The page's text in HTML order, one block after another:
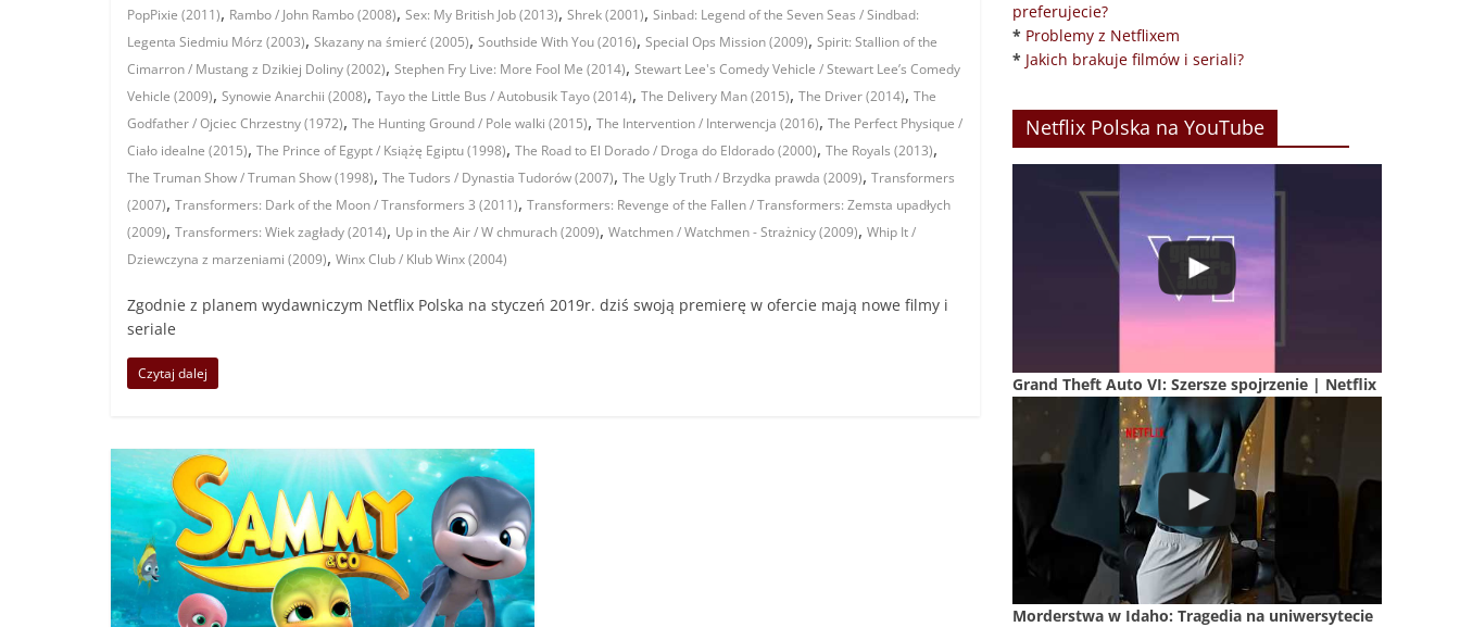
PopPixie (2011), Rambo / John Rambo (2008), Sex: My British Job (2013), Shrek (2001), Sinbad: Legend of the Seven Seas / Sindbad:
Legenta Siedmiu Mórz (2003), Skazany na śmierć (2005), Southside With You (2016), Special Ops Mission (2009), Spirit: Stallion of the
Cimarron / Mustang z Dzikiej Doliny (2002), Stephen Fry Live: More Fool Me (2014), Stewart Lee's Comedy Vehicle / Stewart Lee’s Comedy
Vehicle (2009), Synowie Anarchii (2008), Tayo the Little Bus / Autobusik Tayo (2014), The Delivery Man (2015), The Driver (2014), The
Godfather / Ojciec Chrzestny (1972), The Hunting Ground / Pole walki (2015), The Intervention / Interwencja (2016), The Perfect Physique /
Ciało idealne (2015), The Prince of Egypt / Książę Egiptu (1998), The Road to El Dorado / Droga do Eldorado (2000), The Royals (2013),
The Truman Show / Truman Show (1998), The Tudors / Dynastia Tudorów (2007), The Ugly Truth / Brzydka prawda (2009), Transformers
(2007), Transformers: Dark of the Moon / Transformers 3 (2011), Transformers: Revenge of the Fallen / Transformers: Zemsta upadłych
(2009), Transformers: Wiek zagłady (2014), Up in the Air / W chmurach (2009), Watchmen / Watchmen - Strażnicy (2009), Whip It /
Dziewczyna z marzeniami (2009), Winx Club / Klub Winx (2004)
Zgodnie z planem wydawniczym Netflix Polska na styczeń 2019r. dziś swoją premierę w ofercie mają nowe filmy i
seriale
Czytaj dalej
preferujecie?
* Problemy z Netflixem
* Jakich brakuje filmów i seriali?
Netflix Polska na YouTube
Grand Theft Auto VI: Szersze spojrzenie | Netflix
Morderstwa w Idaho: Tragedia na uniwersytecie